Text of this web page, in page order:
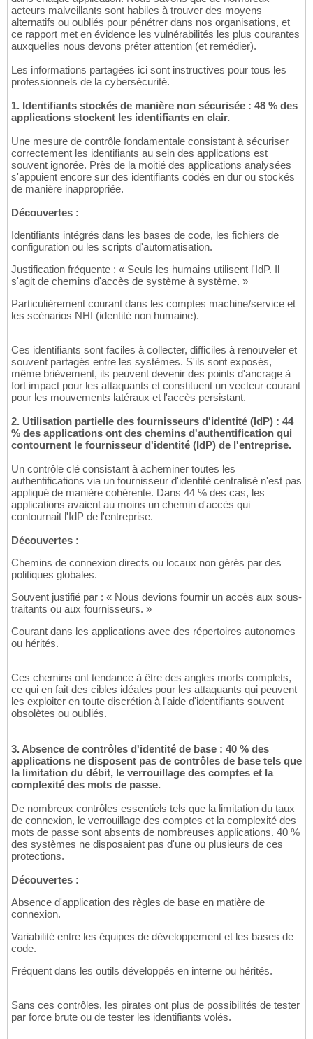
acteurs malveillants sont habiles à trouver des moyens
alternatifs ou oubliés pour pénétrer dans nos organisations, et
ce rapport met en évidence les vulnérabilités les plus courantes
auxquelles nous devons prêter attention (et remédier).
Les informations partagées ici sont instructives pour tous les
professionnels de la cybersécurité.
1. Identifiants stockés de manière non sécurisée : 48 % des
applications stockent les identifiants en clair.
Une mesure de contrôle fondamentale consistant à sécuriser
correctement les identifiants au sein des applications est
souvent ignorée. Près de la moitié des applications analysées
s'appuient encore sur des identifiants codés en dur ou stockés
de manière inappropriée.
Découvertes :
Identifiants intégrés dans les bases de code, les fichiers de
configuration ou les scripts d'automatisation.
Justification fréquente : « Seuls les humains utilisent l'IdP. Il
s'agit de chemins d'accès de système à système. »
Particulièrement courant dans les comptes machine/service et
les scénarios NHI (identité non humaine).
Ces identifiants sont faciles à collecter, difficiles à renouveler et
souvent partagés entre les systèmes. S'ils sont exposés,
même brièvement, ils peuvent devenir des points d'ancrage à
fort impact pour les attaquants et constituent un vecteur courant
pour les mouvements latéraux et l'accès persistant.
2. Utilisation partielle des fournisseurs d'identité (IdP) : 44
% des applications ont des chemins d'authentification qui
contournent le fournisseur d'identité (IdP) de l'entreprise.
Un contrôle clé consistant à acheminer toutes les
authentifications via un fournisseur d'identité centralisé n'est pas
appliqué de manière cohérente. Dans 44 % des cas, les
applications avaient au moins un chemin d'accès qui
contournait l'IdP de l'entreprise.
Découvertes :
Chemins de connexion directs ou locaux non gérés par des
politiques globales.
Souvent justifié par : « Nous devions fournir un accès aux sous-
traitants ou aux fournisseurs. »
Courant dans les applications avec des répertoires autonomes
ou hérités.
Ces chemins ont tendance à être des angles morts complets,
ce qui en fait des cibles idéales pour les attaquants qui peuvent
les exploiter en toute discrétion à l'aide d'identifiants souvent
obsolètes ou oubliés.
3. Absence de contrôles d'identité de base : 40 % des
applications ne disposent pas de contrôles de base tels que
la limitation du débit, le verrouillage des comptes et la
complexité des mots de passe.
De nombreux contrôles essentiels tels que la limitation du taux
de connexion, le verrouillage des comptes et la complexité des
mots de passe sont absents de nombreuses applications. 40 %
des systèmes ne disposaient pas d'une ou plusieurs de ces
protections.
Découvertes :
Absence d'application des règles de base en matière de
connexion.
Variabilité entre les équipes de développement et les bases de
code.
Fréquent dans les outils développés en interne ou hérités.
Sans ces contrôles, les pirates ont plus de possibilités de tester
par force brute ou de tester les identifiants volés.